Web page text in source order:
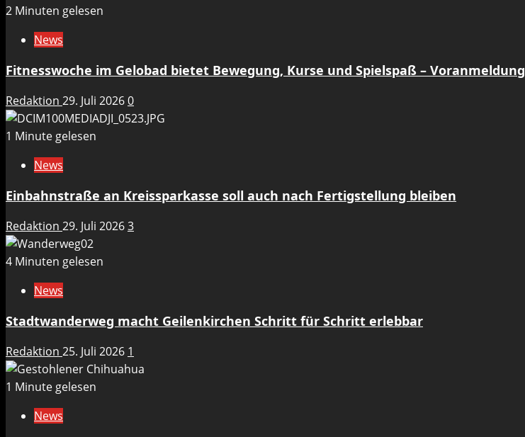
2 Minuten gelesen
News
Fitnesswoche im Gelobad bietet Bewegung, Kurse und Spielspaß – Voranmeldung
Redaktion 29. Juli 20260
1 Minute gelesen
News
Einbahnstraße an Kreissparkasse soll auch nach Fertigstellung bleiben
Redaktion 29. Juli 20263
4 Minuten gelesen
News
Stadtwanderweg macht Geilenkirchen Schritt für Schritt erlebbar
Redaktion 25. Juli 2026 1
1 Minute gelesen
News